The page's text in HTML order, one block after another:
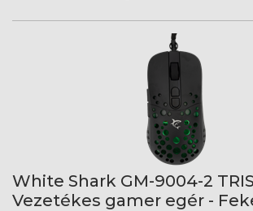
White Shark GM-9004-2
Vezetékes gamer egér -